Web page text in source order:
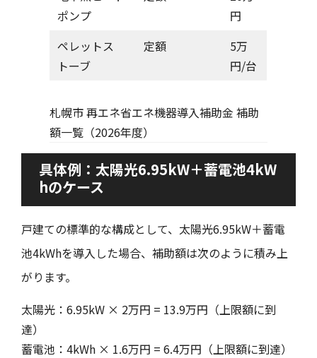
ポンプ
円
ペレットス
トーブ
定額
5万
円/台
札幌市 再エネ省エネ機器導入補助金 補助
額一覧（2026年度）
具体例：太陽光6.95kW＋蓄電池4kW
hのケース
戸建ての標準的な構成として、太陽光6.95kW＋蓄電
池4kWhを導入した場合、補助額は次のように積み上
がります。
太陽光：6.95kW × 2万円 = 13.9万円（上限額に到
達）
蓄電池：4kWh × 1.6万円 = 6.4万円（上限額に到達）